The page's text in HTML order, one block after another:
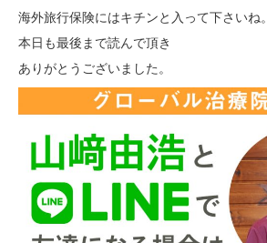
海外旅行保険にはキチンと入って下さいね。
本日も最後まで読んで頂き
ありがとうございました。